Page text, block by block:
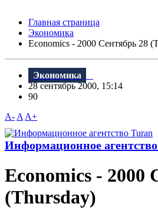
Главная страница
Экономика
Economics - 2000 Сентябрь 28
Экономика
28 сентябрь 2000, 15:14
90
A- A A+
Информационное
Economics - 2000
(Thursday)